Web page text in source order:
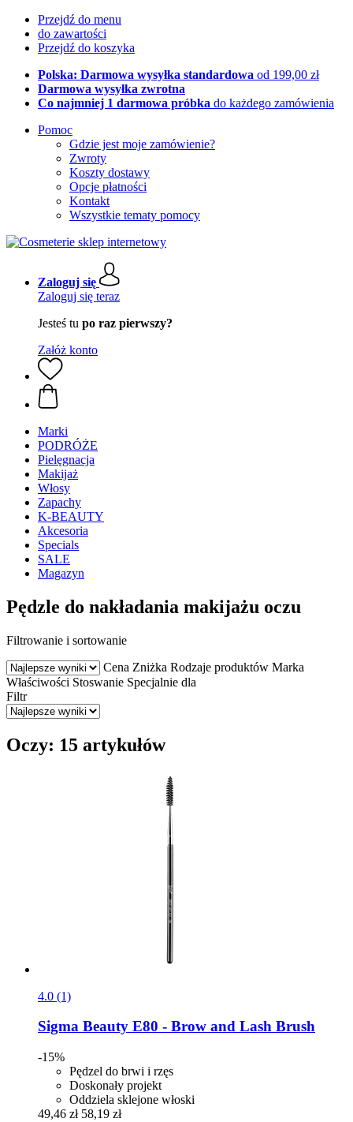
Przejdź do menu
do zawartości
Przejdź do koszyka
Polska: Darmowa wysyłka standardowa od 199,00 zł
Darmowa wysyłka zwrotna
Co najmniej 1 darmowa próbka do każdego zamówienia
Pomoc
Gdzie jest moje zamówienie?
Zwroty
Koszty dostawy
Opcje płatności
Kontakt
Wszystkie tematy pomocy
Zaloguj się
Zaloguj się teraz
Jesteś tu po raz pierwszy?
Załóż konto
Marki
PODRÓŻE
Pielęgnacja
Makijaż
Włosy
Zapachy
K-BEAUTY
Akcesoria
Specials
SALE
Magazyn
Pędzle do nakładania makijażu oczu
Filtrowanie i sortowanie
Cena Zniżka Rodzaje produktów Marka
Właściwości Stoswanie Specjalnie dla
Filtr
Oczy: 15 artykułów
4.0 (1)
Sigma Beauty E80 -​ Brow and Lash Brush
-15%
Pędzel do brwi i rzęs
Doskonały projekt
Oddziela sklejone włoski
49,46 zł 58,19 zł